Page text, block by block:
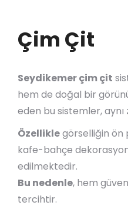
Çim Çit
Seydikemer çim çit
hem de doğal bir
eden bu sistemler, aynı
Özelliklegörselliğin ön
kafe-bahçe
edilmektedir.
Bu nedenle, hem
tercihtir.